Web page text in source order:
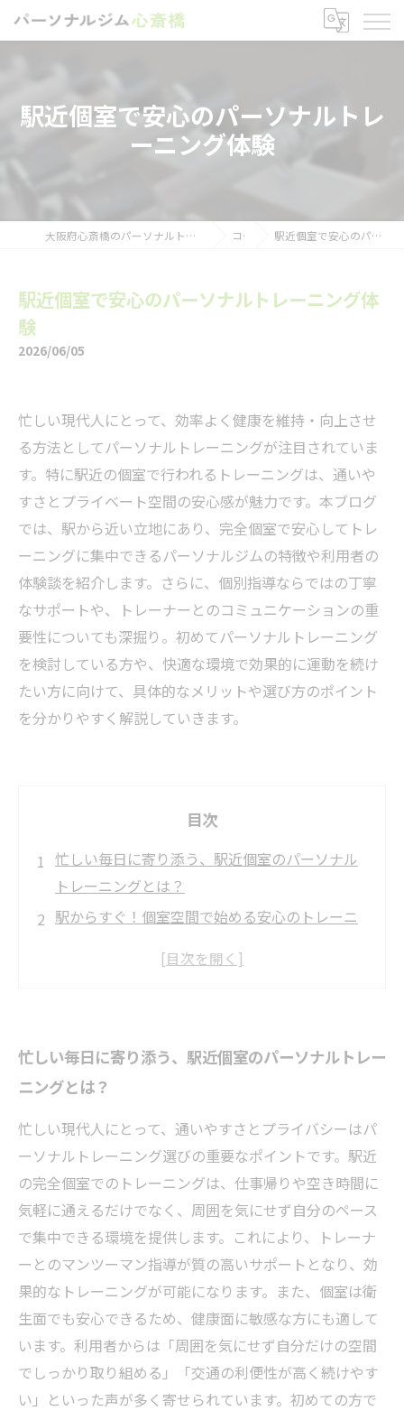
駅近個室で安心のパーソナルトレ
ーニング体験
大阪府心斎橋のパーソナルトレーニングならパーソナルジム心斎橋 コラム 駅近個室で安心のパーソナルトレーニング体験
駅近個室で安心のパーソナルトレーニング体
験
2026/06/05
忙しい現代人にとって、効率よく健康を維持・向上させ
る方法としてパーソナルトレーニングが注目されていま
す。特に駅近の個室で行われるトレーニングは、通いや
すさとプライベート空間の安心感が魅力です。本ブログ
では、駅から近い立地にあり、完全個室で安心してトレ
ーニングに集中できるパーソナルジムの特徴や利用者の
体験談を紹介します。さらに、個別指導ならではの丁寧
なサポートや、トレーナーとのコミュニケーションの重
要性についても深掘り。初めてパーソナルトレーニング
を検討している方や、快適な環境で効果的に運動を続け
たい方に向けて、具体的なメリットや選び方のポイント
を分かりやすく解説していきます。
目次
忙しい毎日に寄り添う、駅近個室のパーソナル
トレーニングとは？
駅からすぐ！個室空間で始める安心のトレーニ
初めてのパーソナルトレーニング、駅近個室で
ョンが生む効果的な成果
続けやすさ抜群！駅近個室で実感する健康の変
化と喜び
パーソナルトレーニングの選び方ガイド〜駅近
個室のメリットを徹底解説〜
利用者が語る！駅近個室で安全・快適に続ける
パーソナルトレーニング体験談
忙しい毎日に寄り添う、駅近個室のパーソナルトレー
ニングとは？
忙しい現代人にとって、通いやすさとプライバシーはパ
ーソナルトレーニング選びの重要なポイントです。駅近
の完全個室でのトレーニングは、仕事帰りや空き時間に
気軽に通えるだけでなく、周囲を気にせず自分のペース
で集中できる環境を提供します。これにより、トレーナ
ーとのマンツーマン指導が質の高いサポートとなり、効
果的なトレーニングが可能になります。また、個室は衛
生面でも安心できるため、健康面に敏感な方にも適して
います。利用者からは「周囲を気にせず自分だけの空間
でしっかり取り組める」「交通の利便性が高く続けやす
い」といった声が多く寄せられています。初めての方で